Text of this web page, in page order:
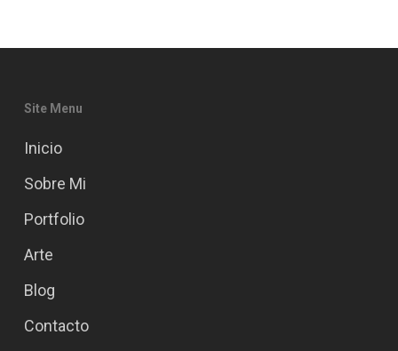
Site Menu
Inicio
Sobre Mi
Portfolio
Arte
Blog
Contacto